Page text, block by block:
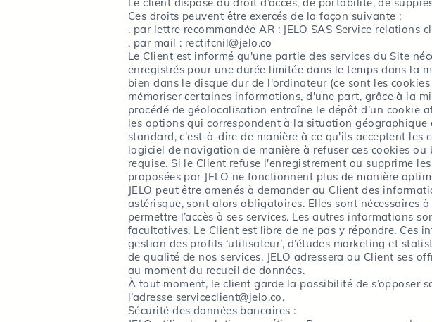
Ces droits peuvent être exercés de la façon suivante :
. par lettre recommandée AR : JELO SAS Service relations
. par mail : rectifcnil@jelo.co
Le Client est informé qu'une partie des services du Site
enregistrés pour une durée limitée dans le temps dans la
bien dans le disque dur de l'ordinateur (ce sont les
mémoriser certaines informations, d'une part, grâce à la
procédé de géolocalisation entraîne le dépôt d’un cookie
les options qui correspondent à la situation
standard, c'est-à-dire de manière à ce qu'ils acceptent
logiciel de navigation de manière à refuser ces cookies
requise. Si le Client refuse l'enregistrement ou supprime
proposées par JELO ne fonctionnent plus de manière
JELO peut être amenés à demander au Client des
astérisque, sont alors obligatoires. Elles sont nécessaires
permettre l’accès à ses services. Les autres informations
facultatives. Le Client est libre de ne pas y répondre. Ces
gestion des profils ‘utilisateur’, d’études marketing et
de qualité de nos services. JELO adressera au Client ses
au moment du recueil de données.
À tout moment, le client garde la possibilité de s’opposer
l’adresse serviceclient@jelo.co.
Sécurité des données bancaires :